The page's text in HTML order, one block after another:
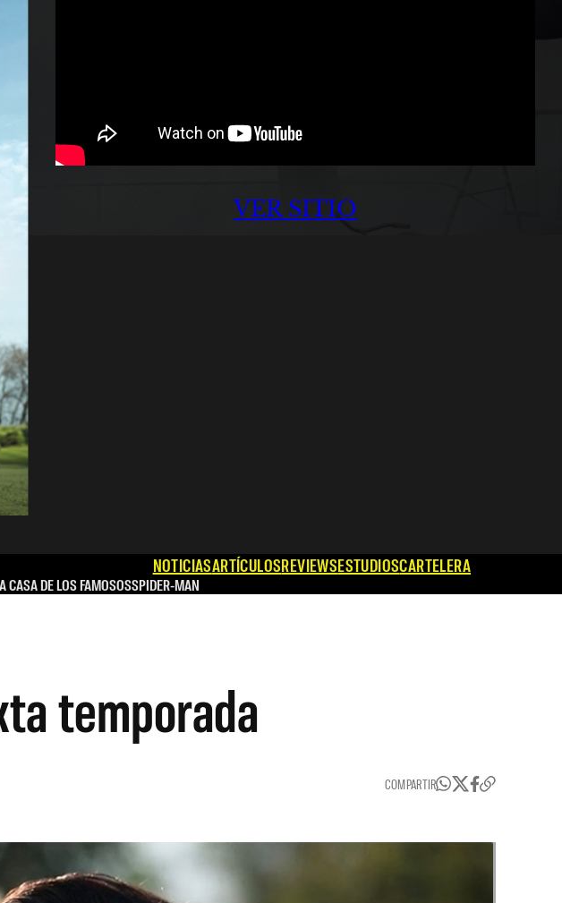
VER SITIO
NOTICIASARTÍCULOSREVIEWSESTUDIOSCARTELERA
CASA DE LOS FAMOSOSSPIDER-MAN
temporada
COMPARTIR